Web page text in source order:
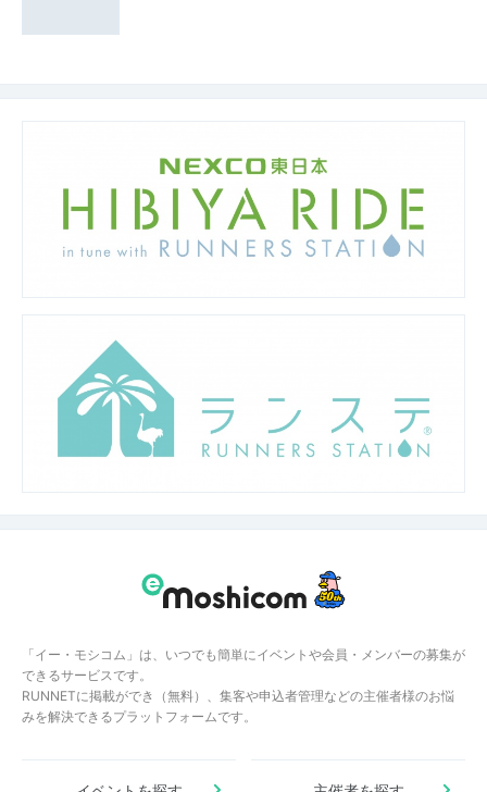
「イー・モシコム」は、いつでも簡単にイベントや会員・メンバーの募集が
できるサービスです。
RUNNETに掲載ができ（無料）、集客や申込者管理などの主催者様のお悩
みを解決できるプラットフォームです。